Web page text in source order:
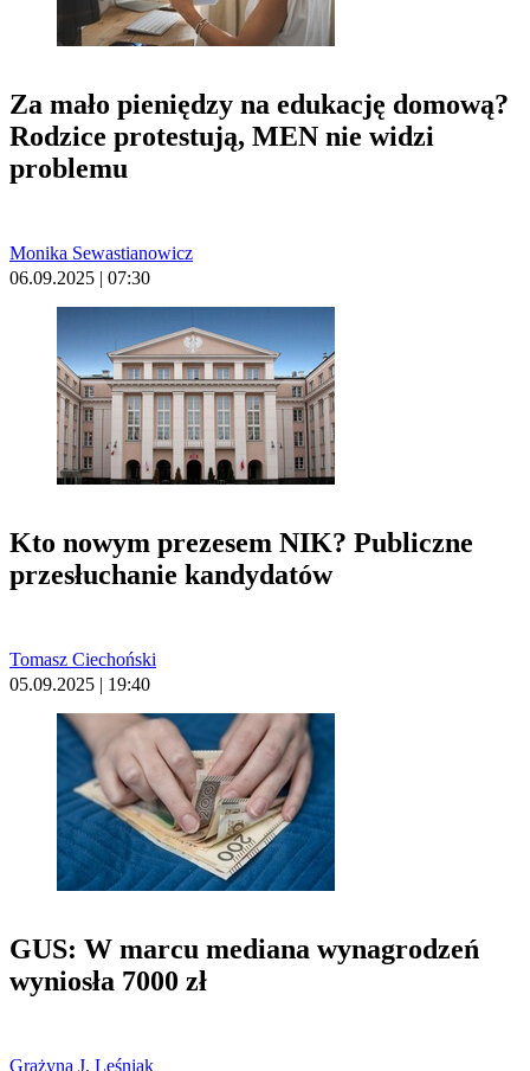
Za mało pieniędzy na edukację domową?
Rodzice protestują, MEN nie widzi
problemu
Monika Sewastianowicz
06.09.2025 | 07:30
Kto nowym prezesem NIK? Publiczne
przesłuchanie kandydatów
Tomasz Ciechoński
05.09.2025 | 19:40
GUS: W marcu mediana wynagrodzeń
wyniosła 7000 zł
Grażyna J. Leśniak